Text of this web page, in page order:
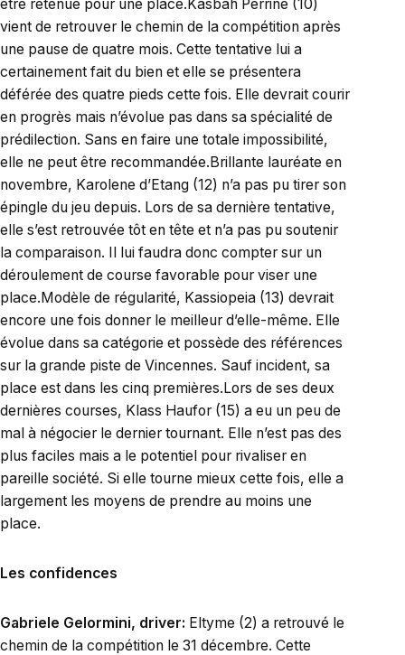
être retenue pour une place.Kasbah Perrine (10)
vient de retrouver le chemin de la compétition après
une pause de quatre mois. Cette tentative lui a
certainement fait du bien et elle se présentera
déférée des quatre pieds cette fois. Elle devrait courir
en progrès mais n’évolue pas dans sa spécialité de
prédilection. Sans en faire une totale impossibilité,
elle ne peut être recommandée.Brillante lauréate en
novembre, Karolene d’Etang (12) n’a pas pu tirer son
épingle du jeu depuis. Lors de sa dernière tentative,
elle s’est retrouvée tôt en tête et n’a pas pu soutenir
la comparaison. Il lui faudra donc compter sur un
déroulement de course favorable pour viser une
place.Modèle de régularité, Kassiopeia (13) devrait
encore une fois donner le meilleur d’elle-même. Elle
évolue dans sa catégorie et possède des références
sur la grande piste de Vincennes. Sauf incident, sa
place est dans les cinq premières.Lors de ses deux
dernières courses, Klass Haufor (15) a eu un peu de
mal à négocier le dernier tournant. Elle n’est pas des
plus faciles mais a le potentiel pour rivaliser en
pareille société. Si elle tourne mieux cette fois, elle a
largement les moyens de prendre au moins une
place.
Les confidences
Gabriele Gelormini, driver: Eltyme (2) a retrouvé le
chemin de la compétition le 31 décembre. Cette